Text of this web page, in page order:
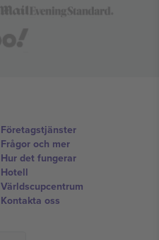
Företagstjänster
Frågor och mer
Hur det fungerar
Hotell
Världscupcentrum
Kontakta oss